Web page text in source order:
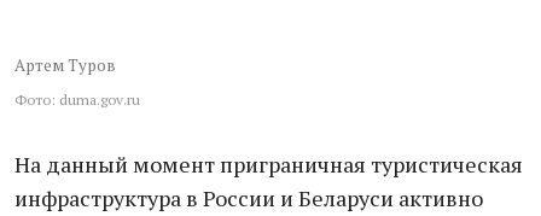
Артем Туров
Фото: duma.gov.ru
На данный момент приграничная туристическая
инфраструктура в России и Беларуси активно